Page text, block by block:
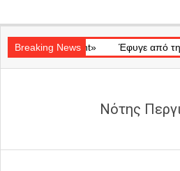
Navigation
Menu
Breaking News
of Light» Έφυγε από τη ζωή η
Νότης